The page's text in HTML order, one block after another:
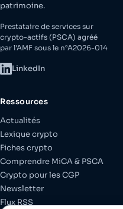
patrimoine.
Prestataire de services sur
crypto-actifs (PSCA) agréé
par l'AMF sous le n°A2026-014
LinkedIn
Ressources
Actualités
Lexique crypto
Fiches crypto
Comprendre MiCA & PSCA
Crypto pour les CGP
Newsletter
Flux RSS